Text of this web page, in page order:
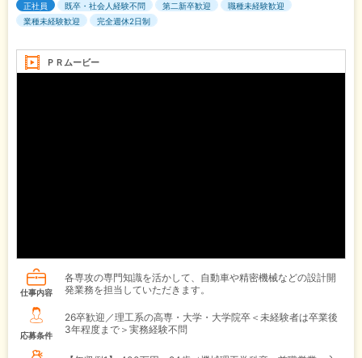
正社員 既卒・社会人経験不問 第二新卒歓迎
職種未経験歓迎
業種未経験歓迎
完全週休2日制
ＰＲムービー
仕事内容
各専攻の専門知識を活かして、自動車や精密機械などの設計開
発業務を担当していただきます。
応募条件
26卒歓迎／理工系の高専・大学・大学院卒＜未経験者は卒業後
3年程度まで＞実務経験不問